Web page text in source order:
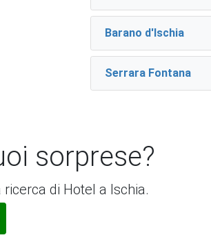
Barano d'Ischia
Serrara Fontana
sorprese?
di Hotel a Ischia.